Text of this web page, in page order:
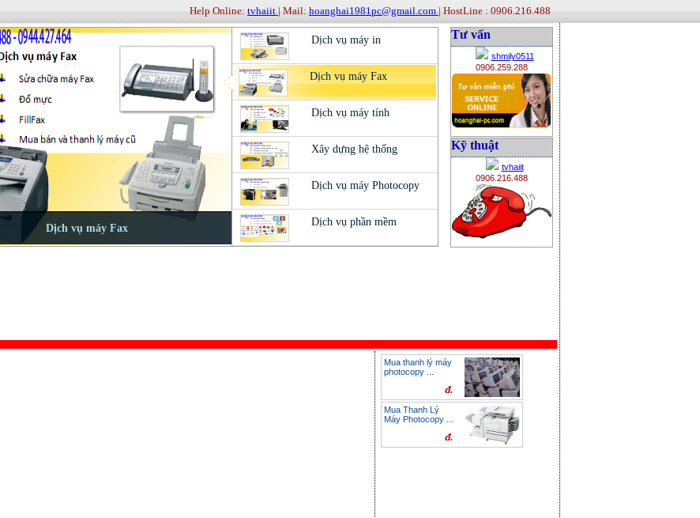
Help Online: tvhaiit | Mail: hoanghai1981pc@gmail.com | HostLine : 0906.216.488
Tư vấn
shmily0511
0906.259.288
Kỹ thuật
tvhaiit
0906.216.488
Mua thanh lý máy
photocopy ...
đ.
Mua Thanh Lý
Máy Photocopy ...
đ.